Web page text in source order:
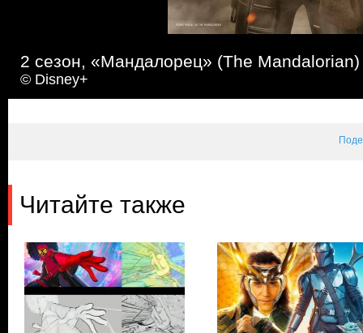
2 сезон, «Мандалорец» (The Mandalorian)
© Disney+
Читайте также